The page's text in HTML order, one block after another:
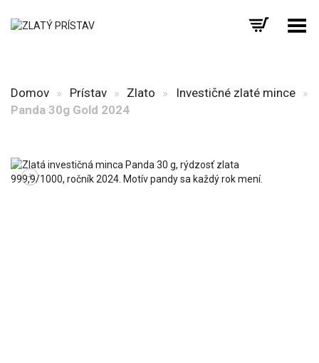
Prepnúť menu
Domov » Prístav» Zlato » Investičné zlaté mince»
Panda 30g Gold 2024
+